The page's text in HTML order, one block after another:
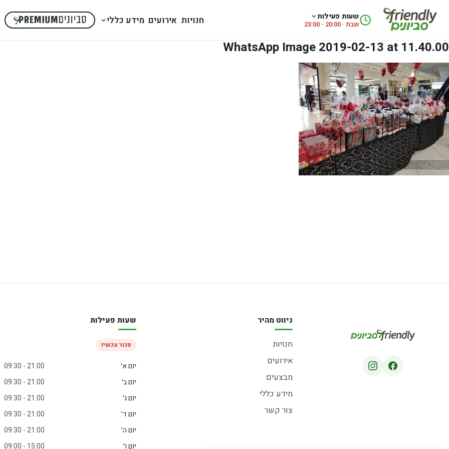
שעות פעילות
שבת · 20:00 - 23:00 חנויות אירועים מידע כללי
WhatsApp Image 2019-02-13 at 11.40.00
ניווט מהיר
חנויות
אירועים
מבצעים
מידע כללי
צור קשר
שעות פעילות
סגור עכשיו
יום א׳
09:30 - 21:00
יום ב׳
09:30 - 21:00
יום ג׳
09:30 - 21:00
יום ד׳
09:30 - 21:00
יום ה׳
09:30 - 21:00
יום ו׳
09:00 - 15:00